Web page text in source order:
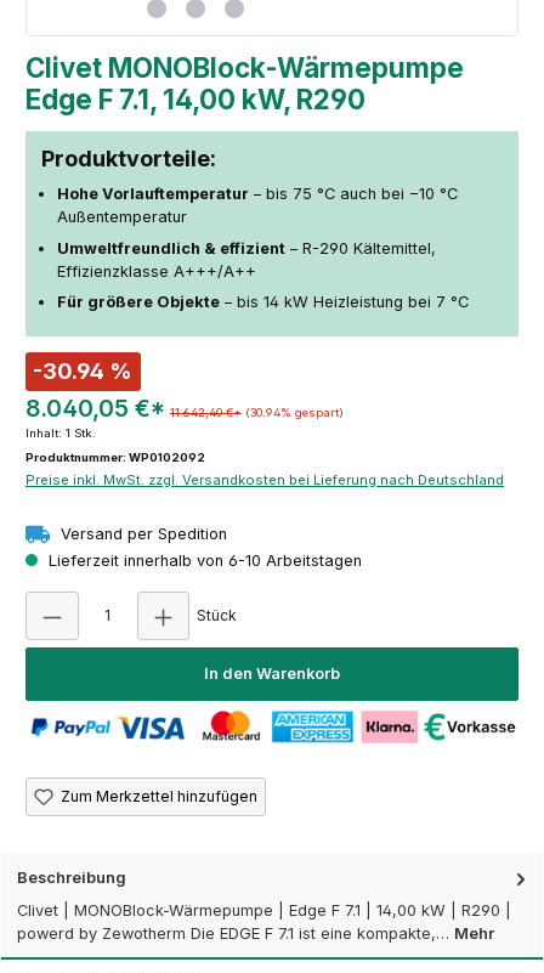
Clivet MONOBlock-Wärmepumpe
Edge F 7.1, 14,00 kW, R290
Produktvorteile:
Hohe Vorlauftemperatur – bis 75 °C auch bei −10 °C
Außentemperatur
Umweltfreundlich & effizient– R-290 Kältemittel,
Effizienzklasse A+++/A++
Für größere Objekte– bis 14 kW Heizleistung bei 7 °C
-30.94 %
8.040,05 €* 11.642,40 €* (30.94% gespart)
Inhalt: 1 Stk.
Produktnummer: WP0102092
Preise inkl. MwSt. zzgl. Versandkosten bei Lieferung nach Deutschland
Versand per Spedition
Lieferzeit innerhalb von 6-10 Arbeitstagen
Stück
In den Warenkorb
Zum Merkzettel hinzufügen
Beschreibung
Clivet | MONOBlock-Wärmepumpe | Edge F 7.1 | 14,00 kW | R290 |
powerd by Zewotherm Die EDGE F 7.1 ist eine kompakte,… Mehr